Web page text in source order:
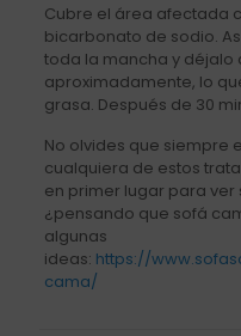
Cubre el área afectada
bicarbonato de sodio.
toda la mancha y déjalo
aproximadamente, lo
grasa. Después de 30
No olvides que siempre
cualquiera de estos
en primer lugar para ver
¿pensando que sofá
algunas
ideas: https://
cama/